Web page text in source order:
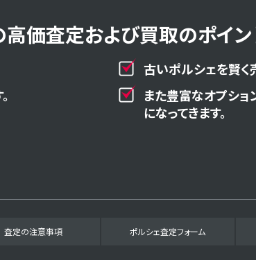
価査定および買取のポイン
古いポルシェを賢く
また豊富なオプシ
になってきます。
査定の注意事項 ポルシェ査定フォーム